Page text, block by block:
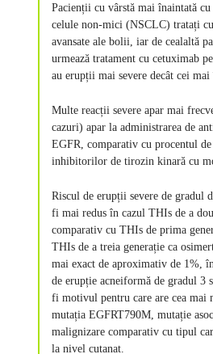
Pacienții cu vârstă mai înaintată
celule non-mici (NSCLC) tratați
avansate ale bolii, iar de cealaltă
urmează tratament cu cetuximab
au erupții mai severe decât cei mai
Multe reacții severe apar mai
cazuri) apar la administrarea de
EGFR, comparativ cu procentul
inhibitorilor de tirozin kinară cu
Riscul de erupții severe de gradul
fi mai redus în cazul THIs de a
comparativ cu THIs de prima
THIs de a treia generație ca
mai exact de aproximativ de 1%,
de erupție acneiformă de gradul 3
fi motivul pentru care are cea mai
mutația EGFRT790M, mutație
malignizare comparativ cu tipul
la nivel cutanat.